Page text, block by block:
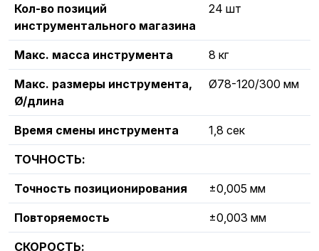
Кол-во позиций
инструментального магазина
24 шт
Макс. масса инструмента 8 кг
Макс. размеры инструмента,
Ø/длина
Ø78-120/300 мм
Время смены инструмента 1,8 сек
ТОЧНОСТЬ:
Точность позиционирования ±0,005 мм
Повторяемость ±0,003 мм
СКОРОСТЬ: